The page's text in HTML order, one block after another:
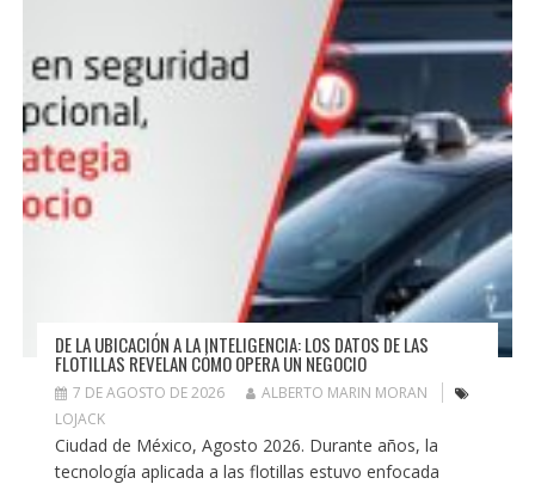
DE LA UBICACIÓN A LA INTELIGENCIA: LOS DATOS DE LAS
FLOTILLAS REVELAN CÓMO OPERA UN NEGOCIO
7 DE AGOSTO DE 2026
ALBERTO MARIN MORAN
LOJACK
Ciudad de México, Agosto 2026. Durante años, la
tecnología aplicada a las flotillas estuvo enfocada